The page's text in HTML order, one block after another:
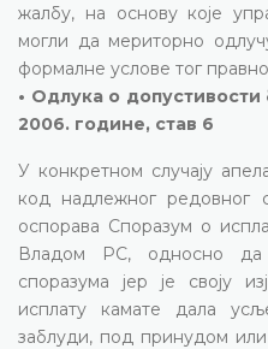
жалбу, на основу које
могли да мериторно
формалне услове тог
• Одлука о допустивости
2006. године, став 6
У конкретном случају
код надлежног редовног
оспорава Споразум о
Владом РС, односно да
споразума јер је своју
исплату камате дала
заблуди, под принудом